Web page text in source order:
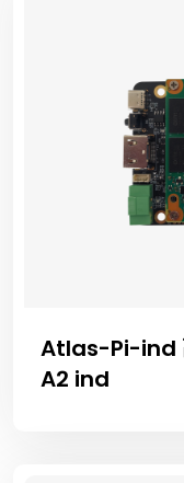
Atlas-Pi-ind
A2 ind